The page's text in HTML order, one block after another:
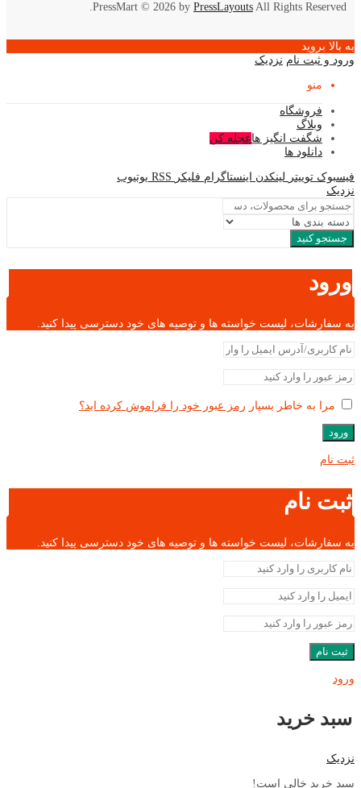
PressMart © 2026 by PressLayouts All Rights Reserved.
به بالا بروید
ورود و ثبت نام نزدیک
منو
فروشگاه
وبلاگ
شگفت انگیز هاعجله کن
دانلود ها
فیسبوک توییتر لینکدن اینستاگرام فلیکر RSS یوتیوب
نزدیک
جستجو کنید
ورود
به سفارشات، لیست خواسته ها و توصیه های خود دسترسی پیدا کنید.
مرا به خاطر بسپار رمز عبور خود را فراموش کرده اید؟
ورود
ثبت نام
ثبت نام
به سفارشات، لیست خواسته ها و توصیه های خود دسترسی پیدا کنید.
ثبت نام
ورود
سبد خرید
نزدیک
سبد خرید خالی است!